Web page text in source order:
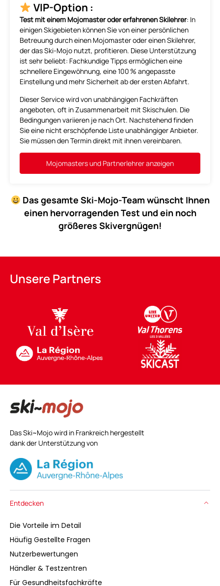
VIP-Option :
Test mit einem Mojomaster oder erfahrenen Skilehrer: In
einigen Skigebieten können Sie von einer persönlichen
Betreuung durch einen Mojomaster oder einen Skilehrer,
der das Ski-Mojo nutzt, profitieren. Diese Unterstützung
ist sehr beliebt: Fachkundige Tipps ermöglichen eine
schnellere Eingewöhnung, eine 100 % angepasste
Einstellung und mehr Sicherheit ab der ersten Abfahrt.
Dieser Service wird von unabhängigen Fachkräften
angeboten, oft in Zusammenarbeit mit Skischulen. Die
Bedingungen variieren je nach Ort. Nachstehend finden
Sie eine nicht erschöpfende Liste unabhängiger Anbieter.
Sie müssen den Termin direkt mit ihnen vereinbaren.
Mojomasters und Partnerlehrer anzeigen
Das gesamte Ski-Mojo-Team wünscht Ihnen
einen hervorragenden Test und ein noch
größeres Skivergnügen!
Unsere Partners
Das Ski~Mojo wird in Frankreich hergestellt
dank der Unterstützung von
Entdecken
Die Vorteile im Detail
Häufig Gestellte Fragen
Nutzerbewertungen
Händler & Testzentren
Für Gesundheitsfachkräfte